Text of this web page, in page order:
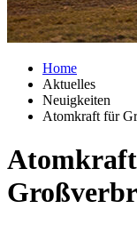
Home
Aktuelles
Neuigkeiten
Atomkraft für